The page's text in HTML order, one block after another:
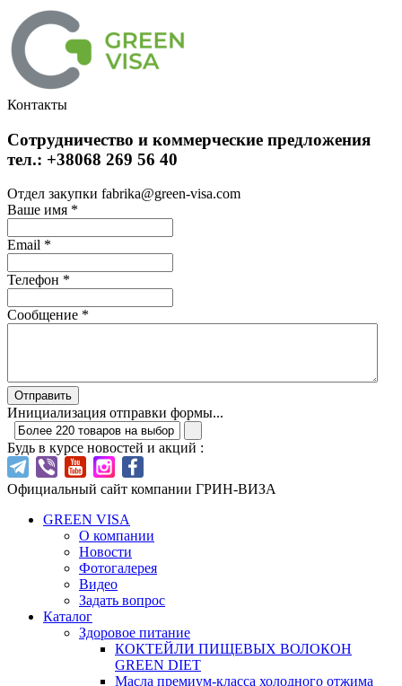
Контакты
Сотрудничество и коммерческие предложения
тел.: +38068 269 56 40
Отдел закупки fabrika@green-visa.com
Ваше имя *
Email *
Телефон *
Сообщение *
Отправить
Инициализация отправки формы...
Будь в курсе новостей и акций :
Официальный сайт компании ГРИН-ВИЗА
GREEN VISA
О компании
Новости
Фотогалерея
Видео
Задать вопрос
Каталог
Здоровое питание
КОКТЕЙЛИ ПИЩЕВЫХ ВОЛОКОН
GREEN DIET
Масла премиум-класса холодного отжима